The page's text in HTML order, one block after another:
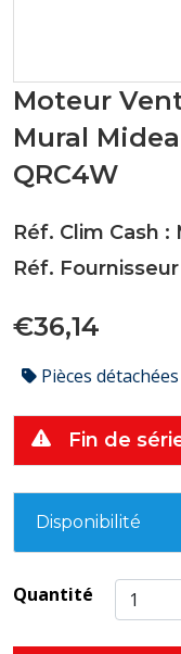
Moteur
Mural Midea
QRC4W
Réf. Clim Cash :
Réf.
€36,14
Pièces détachées
Fin de
Disponibilité
Quantité